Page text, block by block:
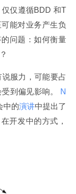
仅仅遵循BDD 和T
能对业务产生负
问题：如何衡量
服力，可能要占
到偏见影响。
N
中的演讲中提出了
开发中的方式，